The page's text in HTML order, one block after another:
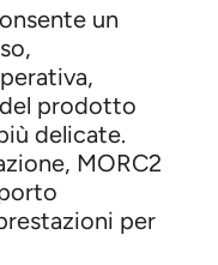
un
prodotto
delicate.
MORC2
per